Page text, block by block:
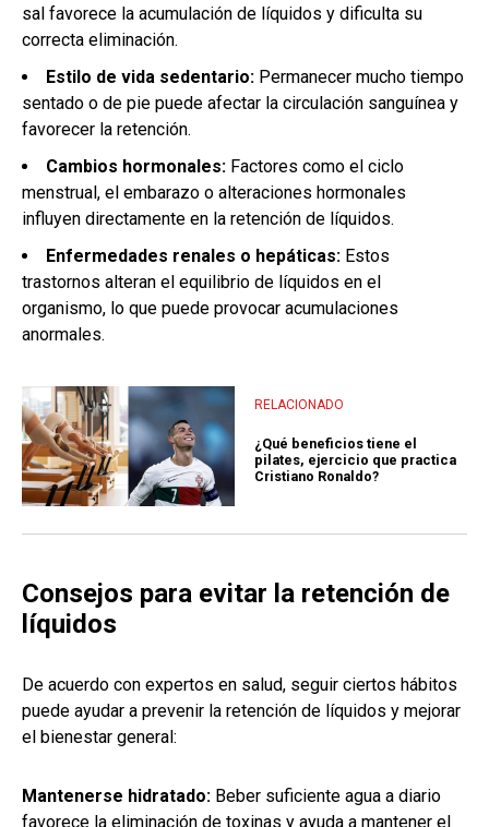
sal favorece la acumulación de líquidos y dificulta su
correcta eliminación.
Estilo de vida sedentario: Permanecer mucho tiempo
sentado o de pie puede afectar la circulación sanguínea y
favorecer la retención.
Cambios hormonales: Factores como el ciclo
menstrual, el embarazo o alteraciones hormonales
influyen directamente en la retención de líquidos.
Enfermedades renales o hepáticas: Estos
trastornos alteran el equilibrio de líquidos en el
organismo, lo que puede provocar acumulaciones
anormales.
RELACIONADO
¿Qué beneficios tiene el
pilates, ejercicio que practica
Cristiano Ronaldo?
Consejos para evitar la retención de
líquidos
De acuerdo con expertos en salud, seguir ciertos hábitos
puede ayudar a prevenir la retención de líquidos y mejorar
el bienestar general:
Mantenerse hidratado: Beber suficiente agua a diario
favorece la eliminación de toxinas y ayuda a mantener el